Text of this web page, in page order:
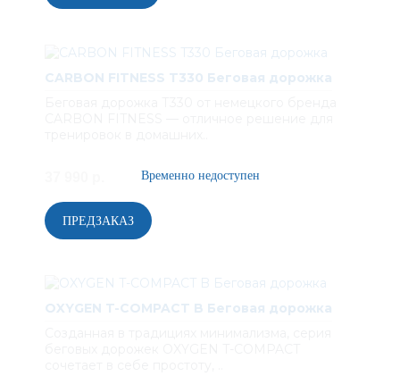
CARBON FITNESS T330 Беговая дорожка
OXYGEN T-COMPACT B Беговая дорожка